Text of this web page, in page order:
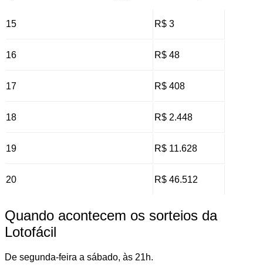
15 R$ 3
16 R$ 48
17 R$ 408
18 R$ 2.448
19 R$ 11.628
20 R$ 46.512
Quando acontecem os sorteios da
Lotofácil
De segunda-feira a sábado, às 21h.